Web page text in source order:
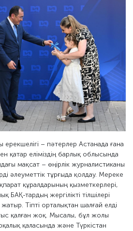
ерекшелігі – пәтерлер Астанада ғана
қатар еліміздің барлық облысында
мақсат – өңірлік журналистиканы
әлеуметтік тұрғыда қолдау. Мереке
құралдарының қызметкерлері,
БАҚ-тардың жергілікті тілшілері
Тіпті орталықтан шалғай елді
қалған жоқ. Мысалы, бұл жолы
қаласында және Түркістан